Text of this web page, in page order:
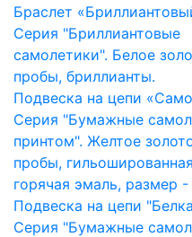
Браслет
Серия "Бриллиантовые
самолетики". Белое
пробы, бриллианты.
Подвеска на цепи
Серия "Бумажные
принтом". Желтое
пробы, гильошированная
горячая эмаль, размер
Подвеска на цепи
Серия "Бумажные